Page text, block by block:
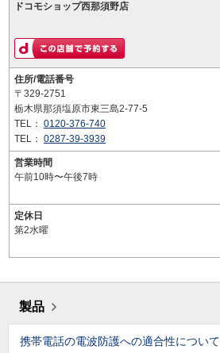
ドコモショップ西那須野店
住所/電話番号
〒329-2751
栃木県那須塩原市東三島2-77-5
TEL： 0120-376-740
TEL： 0287-39-3939
営業時間
午前10時〜午後7時
定休日
第2水曜
製品
携帯電話の電波防護への適合性について